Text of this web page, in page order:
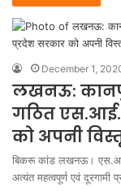
December 1,
लखनऊ:
गठित
को अपनी
बिकरू कांड लखनऊ।
अत्यंत महत्वपूर्ण एवं